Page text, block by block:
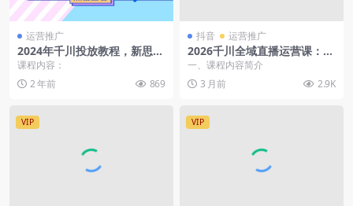
运营推广
2024年千川投放教程，新思路
+新投放（9节视频课）
课程内容：
2 年前
869
抖音 运营推广
2026千川全域直播运营课：单
品多品带货+商品卡放量实
操，拆解投流底层逻辑实现高
效转化
一、课程内容简介
3 月前
2.9K
VIP VIP